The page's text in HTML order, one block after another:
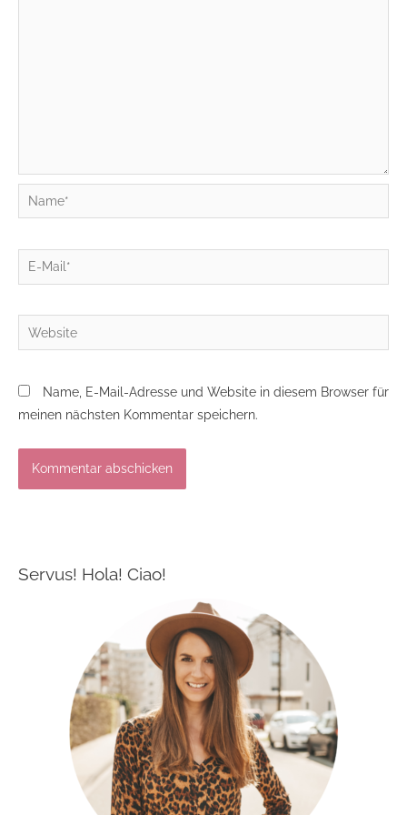
Name*
E-
Mail*
Website
Name, E-Mail-Adresse und Website in diesem Browser für
meinen nächsten Kommentar speichern.
Servus! Hola! Ciao!